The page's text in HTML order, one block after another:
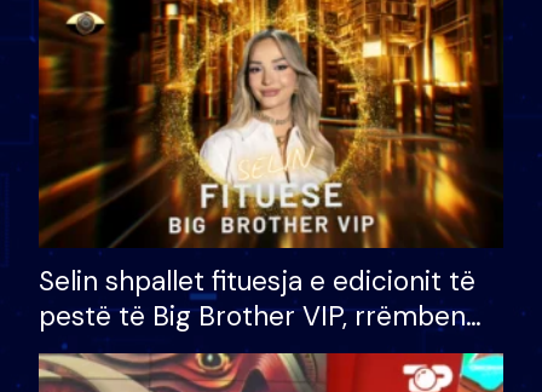
Selin shpallet fituesja e edicionit të
pestë të Big Brother VIP, rrëmben
çmimin e madh prej 100 mijë eurosh